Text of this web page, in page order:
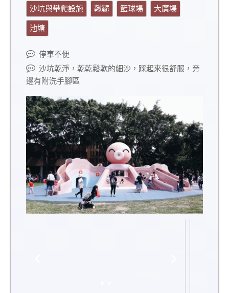
沙坑與攀爬設施 鞦韆 籃球場
大廣場
池塘
停車不便
沙坑乾淨，乾乾鬆軟的細沙，踩起來很舒服，旁
邊有附洗手腳區